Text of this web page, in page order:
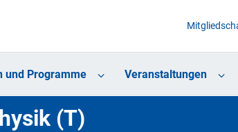
und Programme Veranstaltungen
(T)